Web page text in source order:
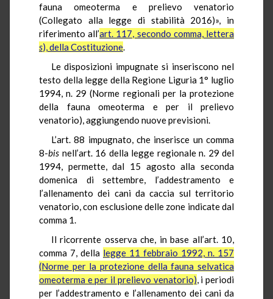
fauna omeoterma e prelievo venatorio
(Collegato alla legge di stabilità 2016)», in
riferimento all’art. 117, secondo comma, lettera
s), della Costituzione.
Le disposizioni impugnate si inseriscono nel
testo della legge della Regione Liguria 1° luglio
1994, n. 29 (Norme regionali per la protezione
della fauna omeoterma e per il prelievo
venatorio), aggiungendo nuove previsioni.
L’art. 88 impugnato, che inserisce un comma
8-bis nell’art. 16 della legge regionale n. 29 del
1994, permette, dal 15 agosto alla seconda
domenica di settembre, l’addestramento e
l’allenamento dei cani da caccia sul territorio
venatorio, con esclusione delle zone indicate dal
comma 1.
Il ricorrente osserva che, in base all’art. 10,
comma 7, della legge 11 febbraio 1992, n. 157
(Norme per la protezione della fauna selvatica
omeoterma e per il prelievo venatorio), i periodi
per l’addestramento e l’allenamento dei cani da